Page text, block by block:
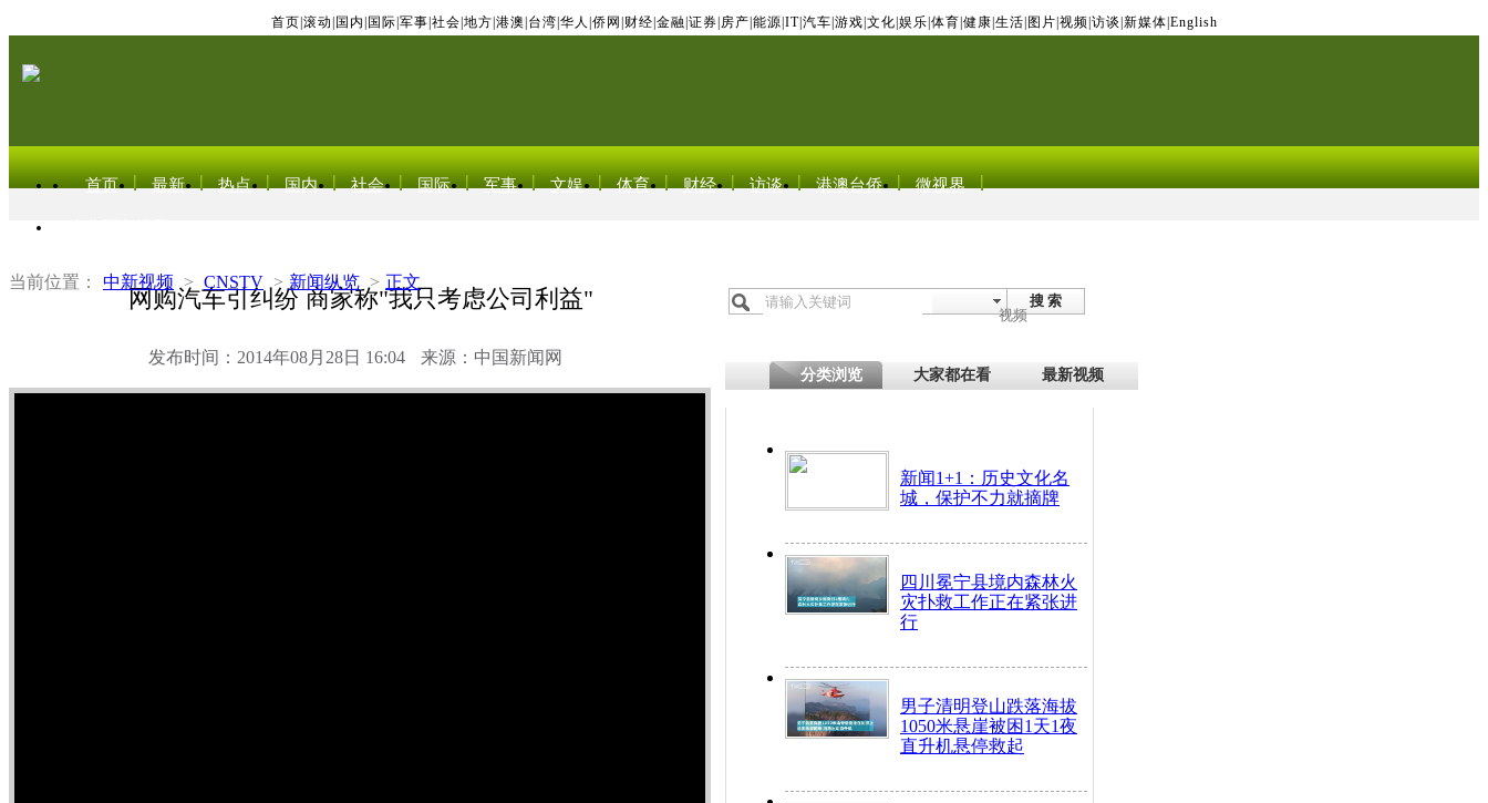
首页 滚动 国内 国际 军事 社会 地方 港澳 台湾 华人 侨网 财经 金融 证券 房产 能源 IT| 汽车 游戏 文化 娱乐 体育 健康 生活 图片 视频 访谈 新媒体 English
首页 最新 热点 国内 社会 国际 军事 文娱 体育 财经 访谈 港澳台侨 微视界
当前位置： 中新视频 > CNSTV > 新闻纵览 > 正文
网购汽车引纠纷 商家称"我只考虑公司利益"
发布时间：2014年08月28日 16:04 来源：中国新闻网
搜 索
视频
分类浏览 大家都在看 最新视频
新闻1+1：历史文化名
城，保护不力就摘牌
四川冕宁县境内森林火
灾扑救工作正在紧张进
行
男子清明登山跌落海拔
1050米悬崖被困1天1夜
直升机悬停救起